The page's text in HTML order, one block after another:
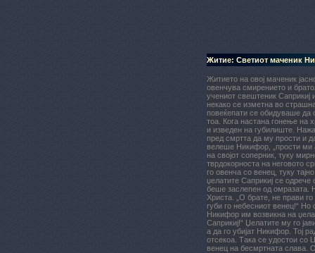
Житие: Светиот маченик
Житието на овој маченик
овенчува смирението и
учениот свештеник Саприкиј
некако се изметна во
повеќепати се обидуваше да
тоа. Кога настана гонење на
и изведен на губилиште.
пред смртта да му прости и
велеше Никифор, „прости ми
на својот соперник, туку
тврдокорноста на неговото
го овенча со венец, туку
џелатите Саприкиј се
беше заслепен од омразата.
Христа. „О брате, не прави
губи го небесниот венец!“
Никифор им возвикна на
Саприкиј!“ Џелатите му го
а да го убијат Никифор. Тој
отсекоа. Така се удостои со
венец на бесмртната слава.